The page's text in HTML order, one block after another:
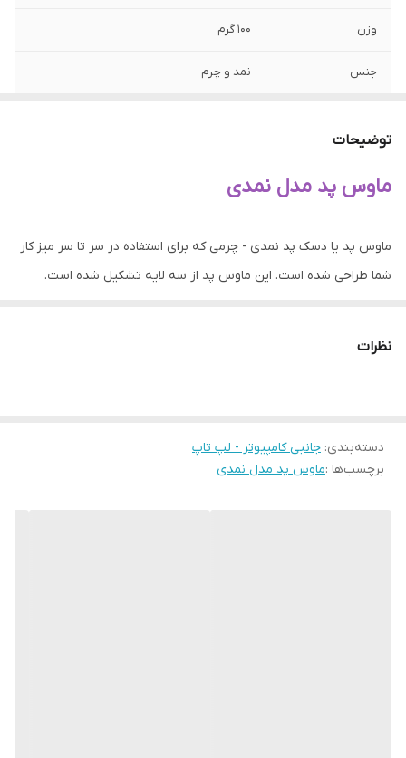
وزن ۱۰۰ گرم
جنس نمد و چرم
میباشد. زیره دسک پد از جنس چرم میباشد .
توضیحات
ماوس پد مدل نمدی
ماوس پد یا دسک پد نمدی - چرمی که برای استفاده در سر تا سر میز کار
شما طراحی شده است. این ماوس پد از سه لایه تشکیل شده است.
است. حرکت ماوس به روی این دسکپد یا ماوس پد روان است . جنس و
دوخت بسیار محکم و این ماوس پد مناسب هر محیطی است از طرفی به
نظرات
دسته‌بندی: جانبی کامپیوتر - لپ تاپ
برچسب‌ها :ماوس پد مدل نمدی